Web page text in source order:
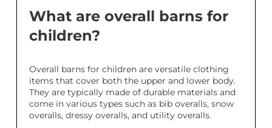
What are overall barns for
children?
Overall barns for children are versatile clothing
items that cover both the upper and lower body.
They are typically made of durable materials and
come in various types such as bib overalls, snow
overalls, dressy overalls, and utility overalls.